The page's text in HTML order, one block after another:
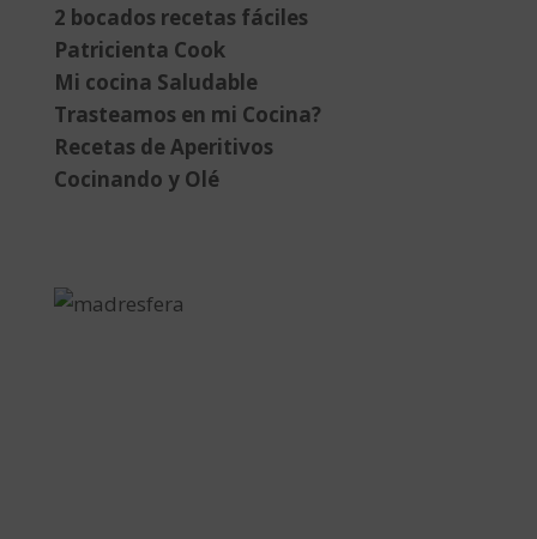
2 bocados recetas fáciles
Patricienta Cook
Mi cocina Saludable
Trasteamos en mi Cocina?
Recetas de Aperitivos
Cocinando y Olé